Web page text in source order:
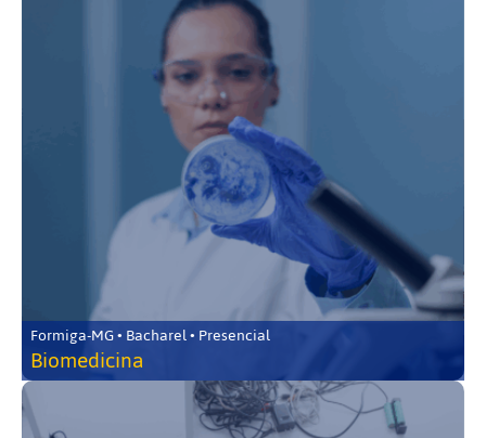
Formiga-MG • Bacharel • Presencial
Biomedicina